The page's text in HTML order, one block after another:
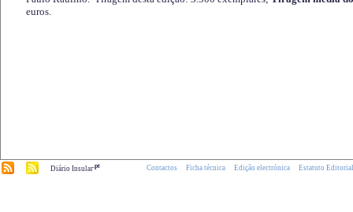
euros.
Diário Insular.pt Contactos Ficha técnica Edição electrónica Estatuto Editorial